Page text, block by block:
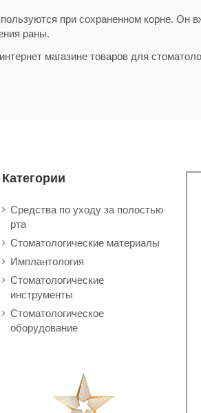
при сохраненном корне. Он
раны.
магазине товаров для
Категории
Средства по уходу за полостью
рта
Стоматологические материалы
Имплантология
Стоматологические
инструменты
Стоматологическое
оборудование